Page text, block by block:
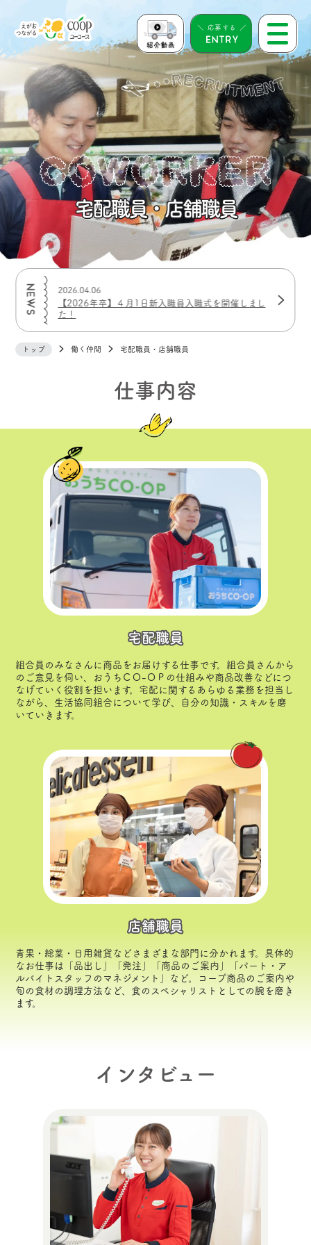
＼ 応募する ／
宅配職員・店舗職員
に受付
2026.04.06
【2026年卒】４月1日新入職員入職式を開催しまし
た！
2026.02.10
【2026
た中途採
いたしま
トップ 働く仲間 宅配職員・店舗職員
仕事内容
宅配職員
組合員のみなさんに商品をお届けする仕事です。組合員さんから
のご意見を伺い、おうちＣＯ-ＯＰの仕組みや商品改善などにつ
なげていく役割を担います。宅配に関するあらゆる業務を担当し
ながら、生活協同組合について学び、自分の知識・スキルを磨
いていきます。
店舗職員
青果・総菜・日用雑貨などさまざまな部門に分かれます。具体的
なお仕事は「品出し」「発注」「商品のご案内」「パート・ア
ルバイトスタッフのマネジメント」など。コープ商品のご案内や
旬の食材の調理方法など、食のスペシャリストとしての腕を磨き
ます。
インタビュー